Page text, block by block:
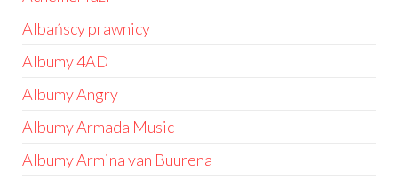
Albańscy prawnicy
Albumy 4AD
Albumy Angry
Albumy Armada Music
Albumy Armina van Buurena